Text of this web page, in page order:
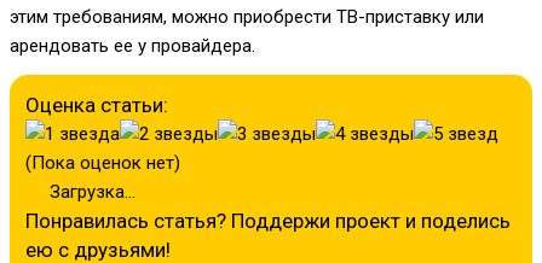
этим требованиям, можно приобрести ТВ-приставку или
арендовать ее у провайдера.
Оценка статьи:
(Пока оценок нет)
Загрузка...
Понравилась статья? Поддержи проект и поделись
ею с друзьями!